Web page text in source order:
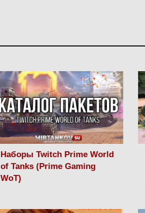
Наборы Twitch Prime World
of Tanks (Prime Gaming
WoT)